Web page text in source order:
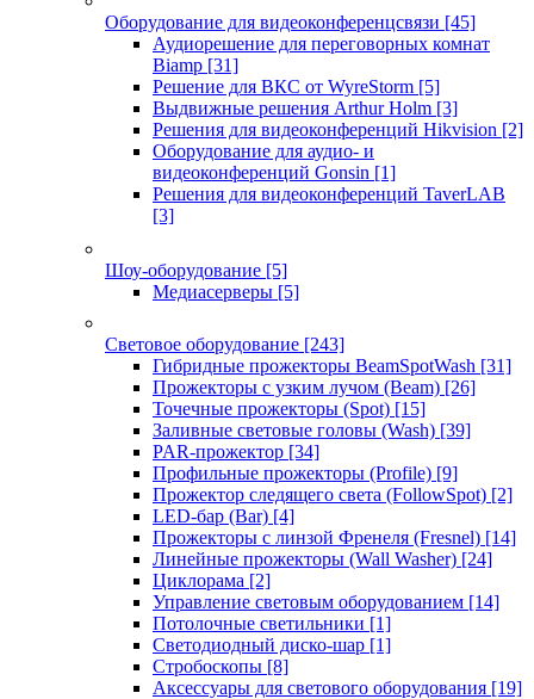
Оборудование для видеоконференцсвязи [45]
Аудиорешение для переговорных комнат
Biamp [31]
Решение для ВКС от WyreStorm [5]
Выдвижные решения Arthur Holm [3]
Решения для видеоконференций Hikvision [2]
Оборудование для аудио- и
видеоконференций Gonsin [1]
Решения для видеоконференций TaverLAB
[3]
Шоу-оборудование [5]
Медиасерверы [5]
Световое оборудование [243]
Гибридные прожекторы BeamSpotWash [31]
Прожекторы с узким лучом (Beam) [26]
Точечные прожекторы (Spot) [15]
Заливные световые головы (Wash) [39]
PAR-прожектор [34]
Профильные прожекторы (Profile) [9]
Прожектор следящего света (FollowSpot) [2]
LED-бар (Bar) [4]
Прожекторы с линзой Френеля (Fresnel) [14]
Линейные прожекторы (Wall Washer) [24]
Циклорама [2]
Управление световым оборудованием [14]
Потолочные светильники [1]
Светодиодный диско-шар [1]
Стробоскопы [8]
Аксессуары для светового оборудования [19]